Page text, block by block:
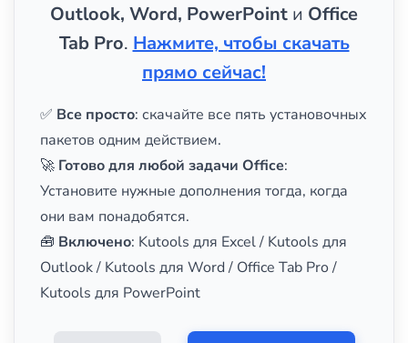
Outlook, Word, PowerPoint и Office
Tab Pro. Нажмите, чтобы скачать
прямо сейчас!
✅ Все просто: скачайте все пять установочных
пакетов одним действием.
🚀 Готово для любой задачи Office:
Установите нужные дополнения тогда, когда
они вам понадобятся.
🧰 Включено: Kutools для Excel / Kutools для
Outlook / Kutools для Word / Office Tab Pro /
Kutools для PowerPoint